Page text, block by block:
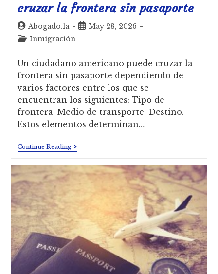
cruzar la frontera sin pasaporte
Abogado.la
May 28, 2026
Inmigración
Un ciudadano americano puede cruzar la
frontera sin pasaporte dependiendo de
varios factores entre los que se
encuentran los siguientes: Tipo de
frontera. Medio de transporte. Destino.
Estos elementos determinan…
Continue Reading